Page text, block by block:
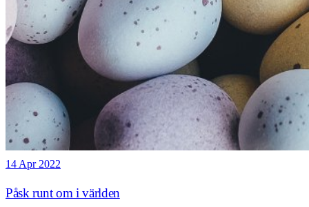
14 Apr 2022
Påsk runt om i världen